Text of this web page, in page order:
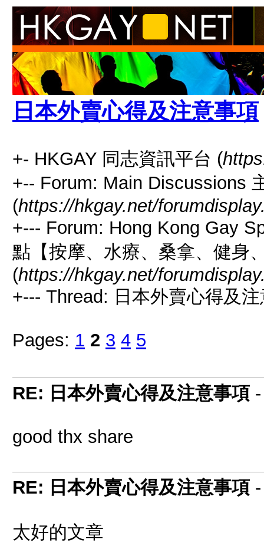
日本外賣心得及注意事項
+- HKGAY 同志資訊平台 (
+-- Forum: Main Discussions
(https://hkgay.net/
+--- Forum: Hong Kong Gay
點【按摩、水療、桑拿、健身
(https://hkgay.net/
+--- Thread: 日本外賣心得及
Pages: 1 2 3 4 5
RE: 日本外賣心得及注意事項
good thx share
RE: 日本外賣心得及注意事項
太好的文章